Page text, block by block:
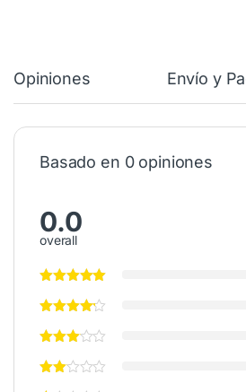
Opiniones Envío y
Basado en 0 opiniones
0.0
overall